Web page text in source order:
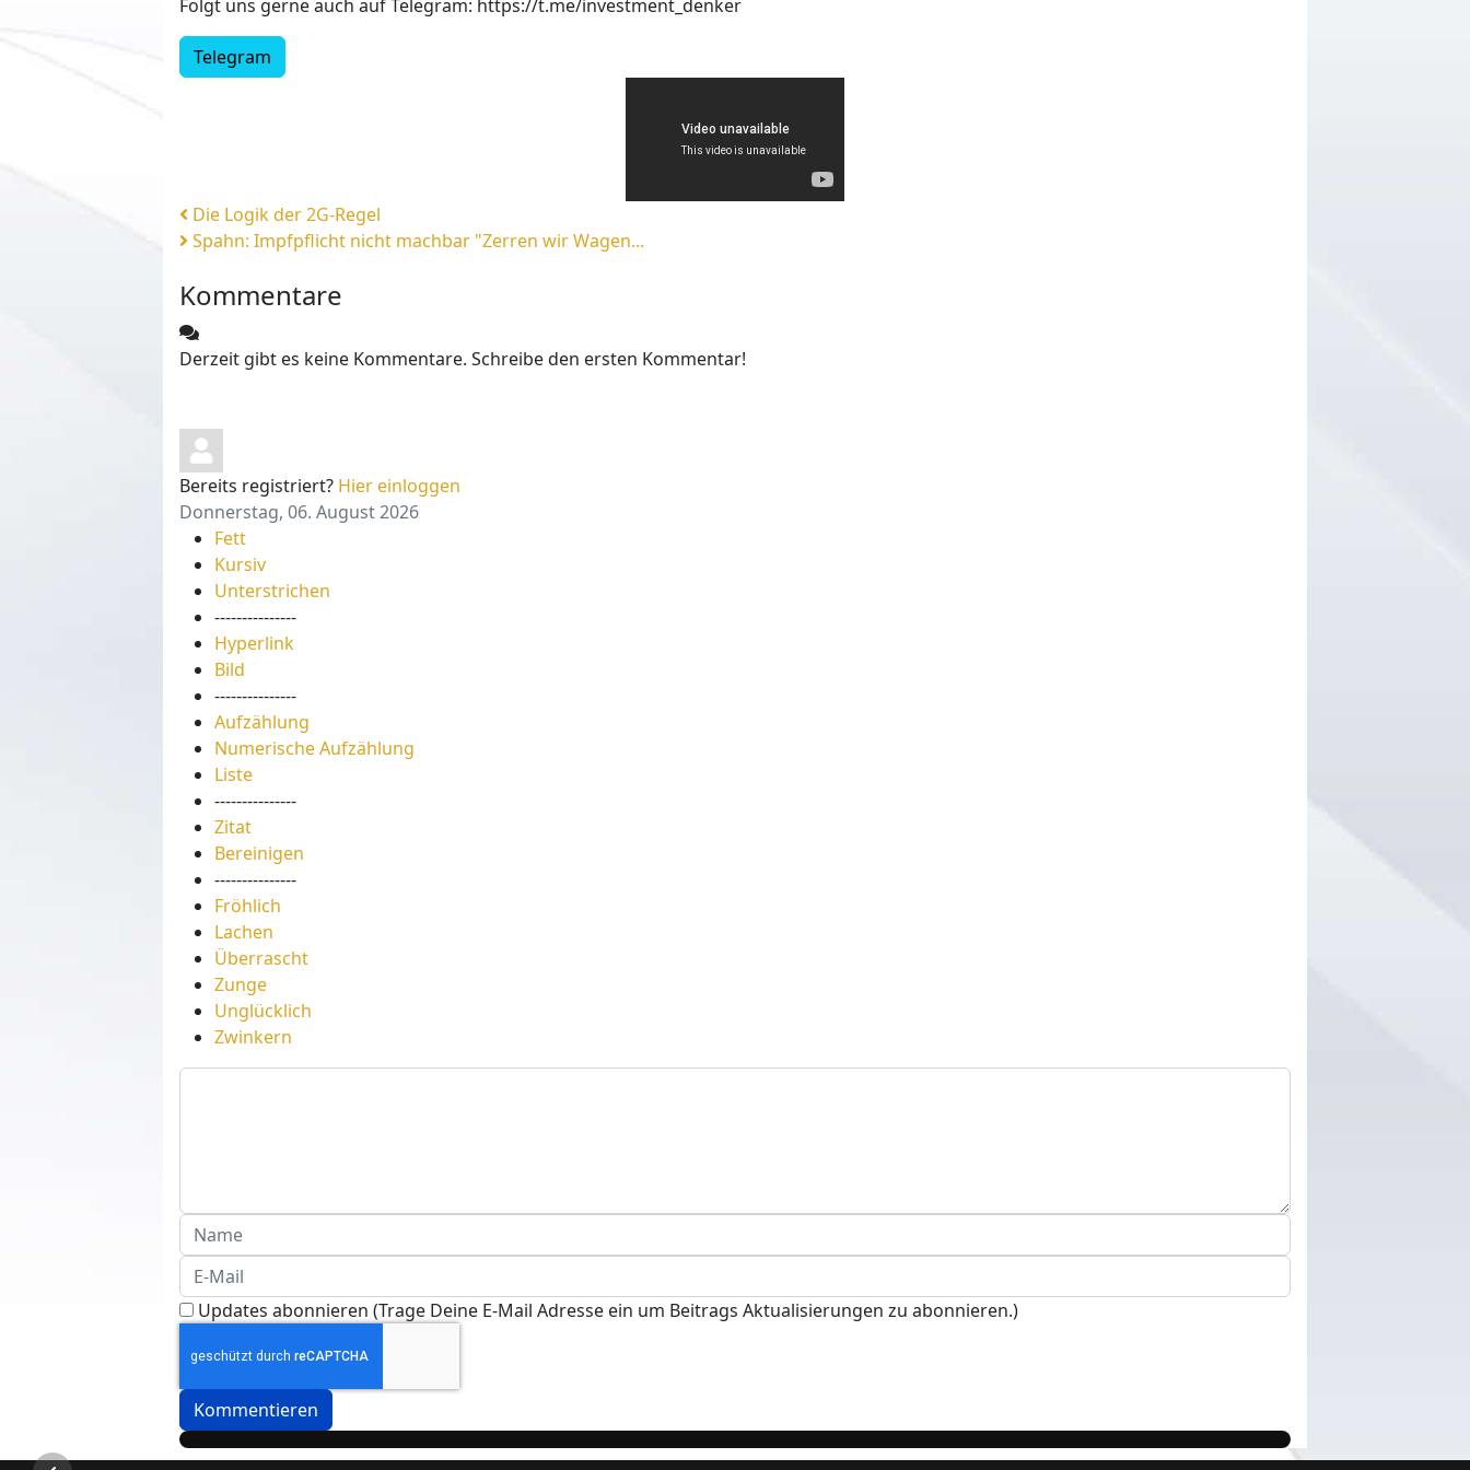
Folgt uns gerne auch auf Telegram: https://t.me/investment_denker
Telegram
Die Logik der 2G-Regel
Spahn: Impfpflicht nicht machbar "Zerren wir Wagen...
Kommentare
Derzeit gibt es keine Kommentare. Schreibe den ersten Kommentar!
Bereits registriert? Hier einloggen
Donnerstag, 06. August 2026
Fett
Kursiv
Unterstrichen
---------------
Hyperlink
Bild
---------------
Aufzählung
Numerische Aufzählung
Liste
---------------
Zitat
Bereinigen
---------------
Fröhlich
Lachen
Überrascht
Zunge
Unglücklich
Zwinkern
Updates abonnieren (Trage Deine E-Mail Adresse ein um Beitrags Aktualisierungen zu abonnieren.)
Kommentieren